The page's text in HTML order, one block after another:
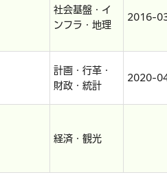
社会基盤・イ
ンフラ・地理
2016-
計画・行革・
財政・統計
2020-
経済・観光